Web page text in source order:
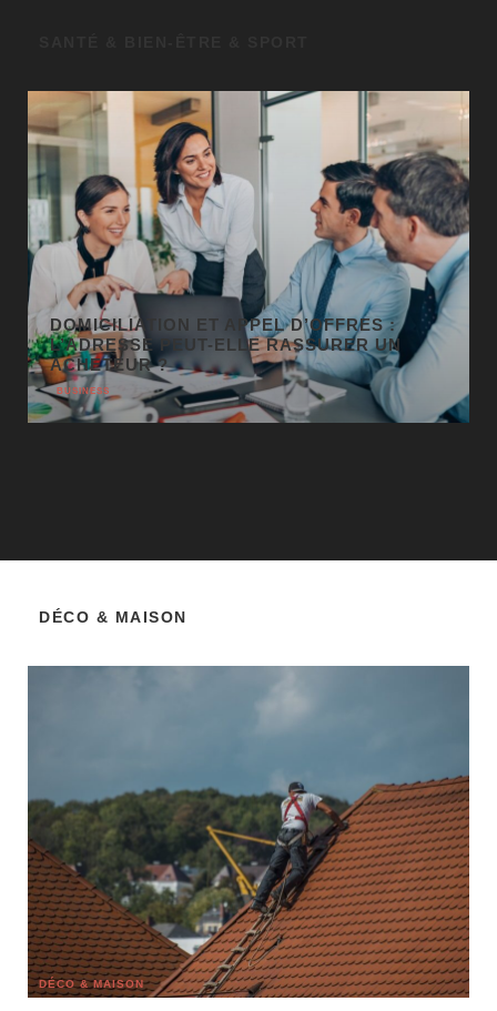
GÉO SEO : UN LEVIER
INCONTOURNABLE POUR LA VISIBILITÉ
LOCALE
BUSINESS
DÉCO & MAISON
DÉCO & MAISON